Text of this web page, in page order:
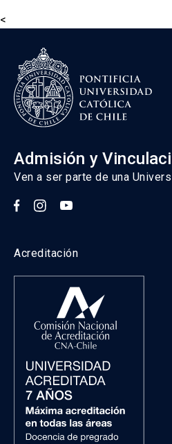
<
Admisión y
Ven a ser parte de una
Acreditación